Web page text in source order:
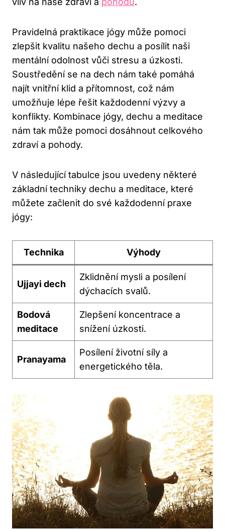
Pravidelná praktikace jógy může pomoci
zlepšit kvalitu našeho dechu a posílit naši
mentální odolnost vůči stresu a úzkosti.
Soustředění se na dech nám také pomáhá
najít vnitřní klid a přítomnost, což nám
umožňuje lépe řešit každodenní výzvy a
konflikty. Kombinace jógy, dechu a meditace
nám tak může pomoci dosáhnout celkového
zdraví a pohody.
V následující tabulce jsou uvedeny některé
základní techniky dechu a meditace, které
můžete začlenit do své každodenní praxe
jógy:
Technika Výhody
Ujjayi dech
Zklidnění mysli a posílení
dýchacích svalů.
Bodová
meditace
Zlepšení koncentrace a
snížení úzkosti.
Pranayama
Posílení životní síly a
energetického těla.